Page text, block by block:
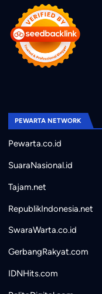
PEWARTA NETWORK
Pewarta.co.id
SuaraNasional.id
Tajam.net
RepublikIndonesia.net
SwaraWarta.co.id
GerbangRakyat.com
IDNHits.com